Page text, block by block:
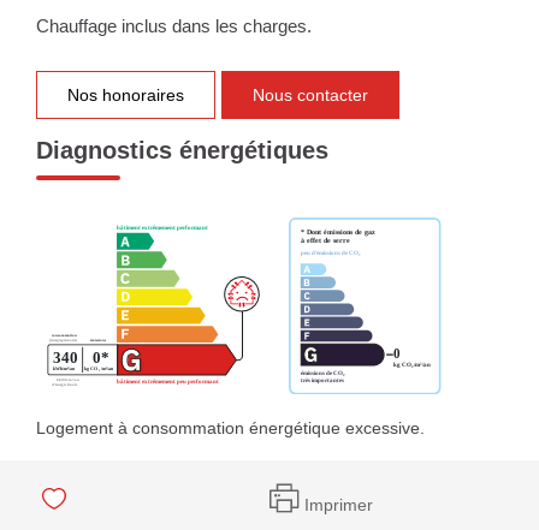
Chauffage inclus dans les charges.
Nos honoraires Nous contacter
Diagnostics énergétiques
Logement à consommation énergétique excessive.
Imprimer